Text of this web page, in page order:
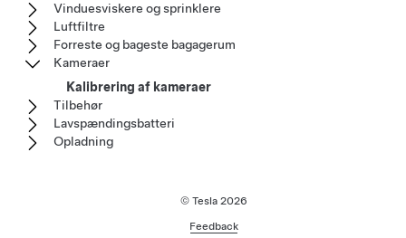
Vinduesviskere og sprinklere
Luftfiltre
Forreste og bageste bagagerum
Kameraer
Kalibrering af kameraer
Tilbehør
Lavspændingsbatteri
Opladning
© Tesla 2026
Feedback